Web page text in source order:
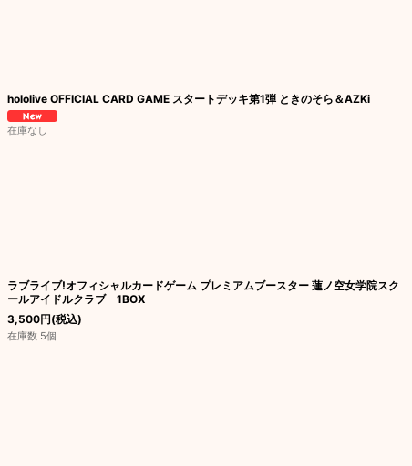
hololive OFFICIAL CARD GAME スタートデッキ第1弾 ときのそら＆AZKi
在庫なし
ラブライブ!オフィシャルカードゲーム プレミアムブースター 蓮ノ空女学院スク
ールアイドルクラブ 1BOX
3,500円(税込)
在庫数 5個